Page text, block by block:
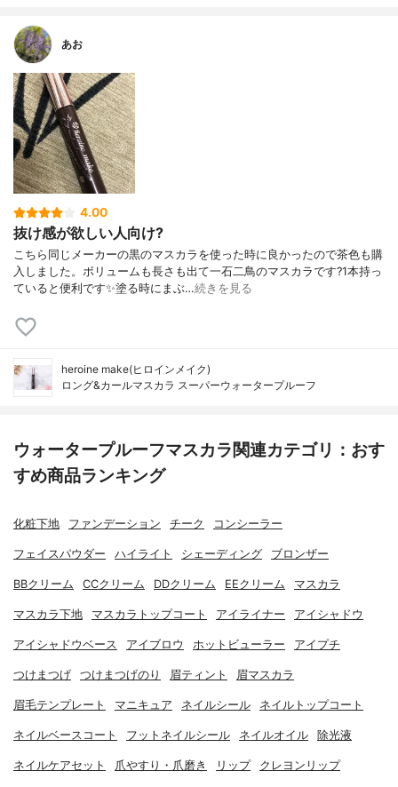
あお
4.00
抜け感が欲しい人向け?
こちら同じメーカーの黒のマスカラを使った時に良かったので茶色も購
入しました。ボリュームも長さも出て一石二鳥のマスカラです?1本持っ
ていると便利です✨塗る時にまぶ…続きを見る
heroine make(ヒロインメイク)
ロング&カールマスカラ スーパーウォータープルーフ
ウォータープルーフマスカラ関連カテゴリ：おす
すめ商品ランキング
化粧下地 ファンデーション チーク コンシーラー
フェイスパウダー ハイライト シェーディング ブロンザー
BBクリーム CCクリーム DDクリーム EEクリーム マスカラ
マスカラ下地 マスカラトップコート アイライナー アイシャドウ
アイシャドウベース アイブロウ ホットビューラー アイプチ
つけまつげ つけまつげのり 眉ティント 眉マスカラ
眉毛テンプレート マニキュア ネイルシール ネイルトップコート
ネイルベースコート フットネイルシール ネイルオイル 除光液
ネイルケアセット 爪やすり・爪磨き リップ クレヨンリップ